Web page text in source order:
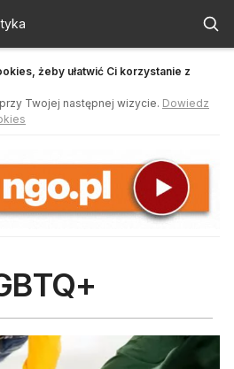
żeby ułatwić Ci korzystanie z
Twojej następnej wizycie. Dowiedz